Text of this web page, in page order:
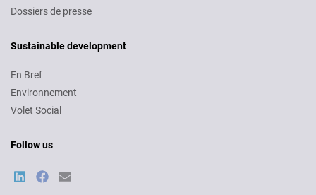
Dossiers de presse
Sustainable development
En Bref
Environnement
Volet Social
Follow us